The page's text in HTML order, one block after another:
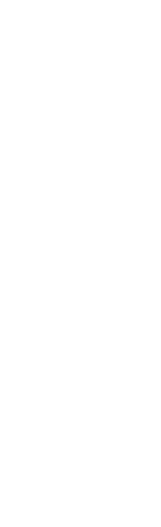
Tokenisierung
für die
malaysische Zentralbank